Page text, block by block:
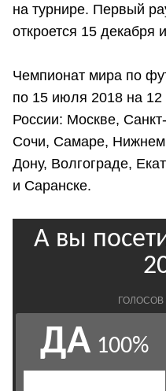
на турнире. Первый
откроется 15 декабря
Чемпионат мира по
по 15 июля 2018 на 12
России: Москве,
Сочи, Самаре, Нижнем
Дону, Волгограде,
и Саранске.